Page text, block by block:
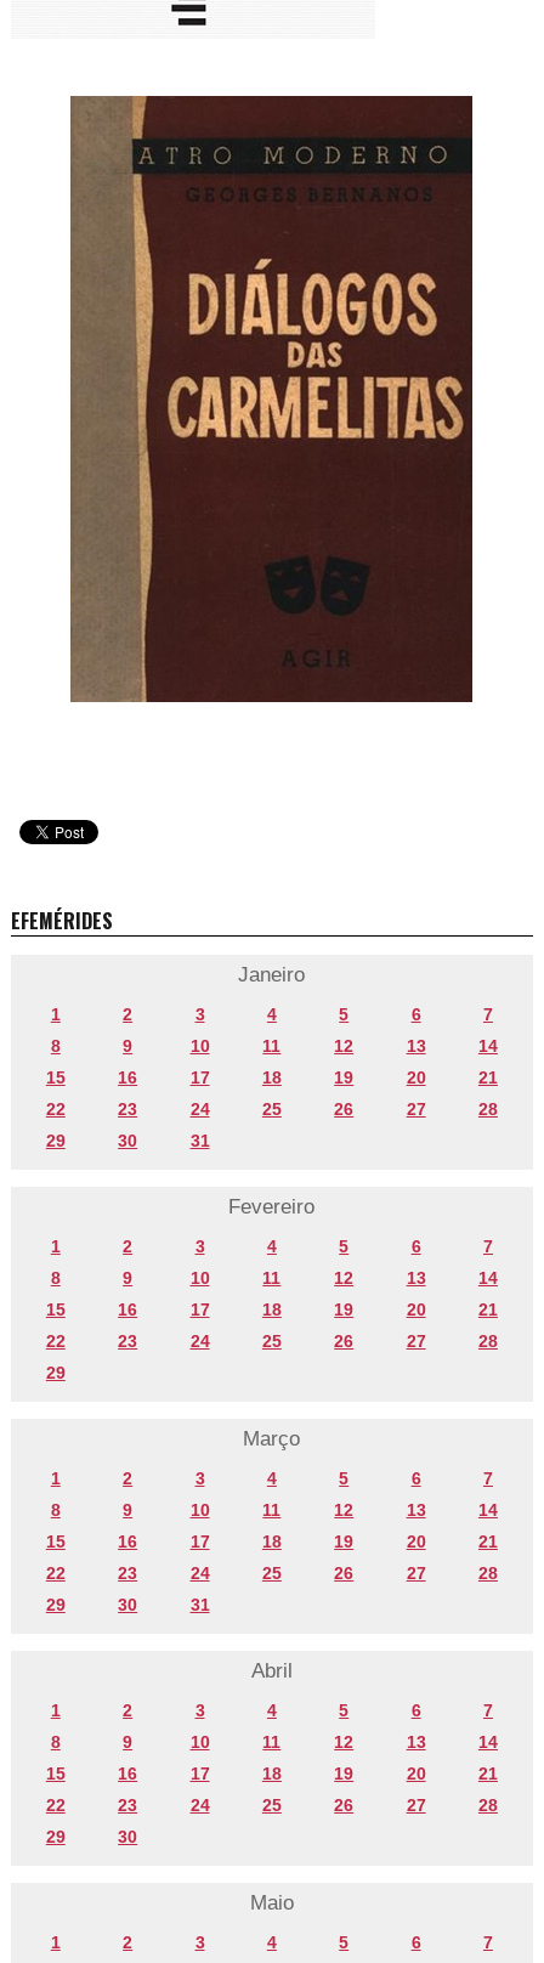
EFEMÉRIDES
Janeiro
1 2 3 4 5 6
7
8
9 10 11 12 13
14
15
16 17 18 19 20
21
22
23 24 25 26 27
28
29
30 31
Fevereiro
1 2 3 4 5 6
7
8
9 10 11 12 13
14
15
16 17 18 19 20
21
22
23 24 25 26 27
28
29
Março
1 2 3 4 5 6
7
8
9 10 11 12 13
14
15
16 17 18 19 20
21
22
23 24 25 26 27
28
29
30 31
Abril
1 2 3 4 5 6
7
8
9 10 11 12 13
14
15
16 17 18 19 20
21
22
23 24 25 26 27
28
29
30
Maio
1 2 3 4 5 6
7